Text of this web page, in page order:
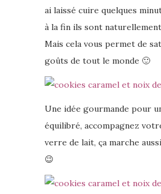
ai laissé cuire quelques
à la fin ils sont
Mais cela vous permet de
goûts de tout le monde 🙂
Une idée gourmande pour
équilibré, accompagnez
verre de lait, ça marche
😉